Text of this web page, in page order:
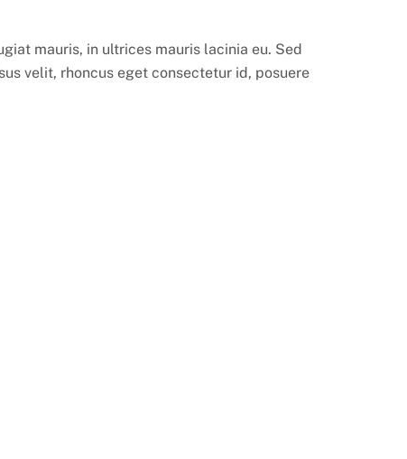
mauris, in ultrices mauris lacinia eu. Sed
velit, rhoncus eget consectetur id, posuere